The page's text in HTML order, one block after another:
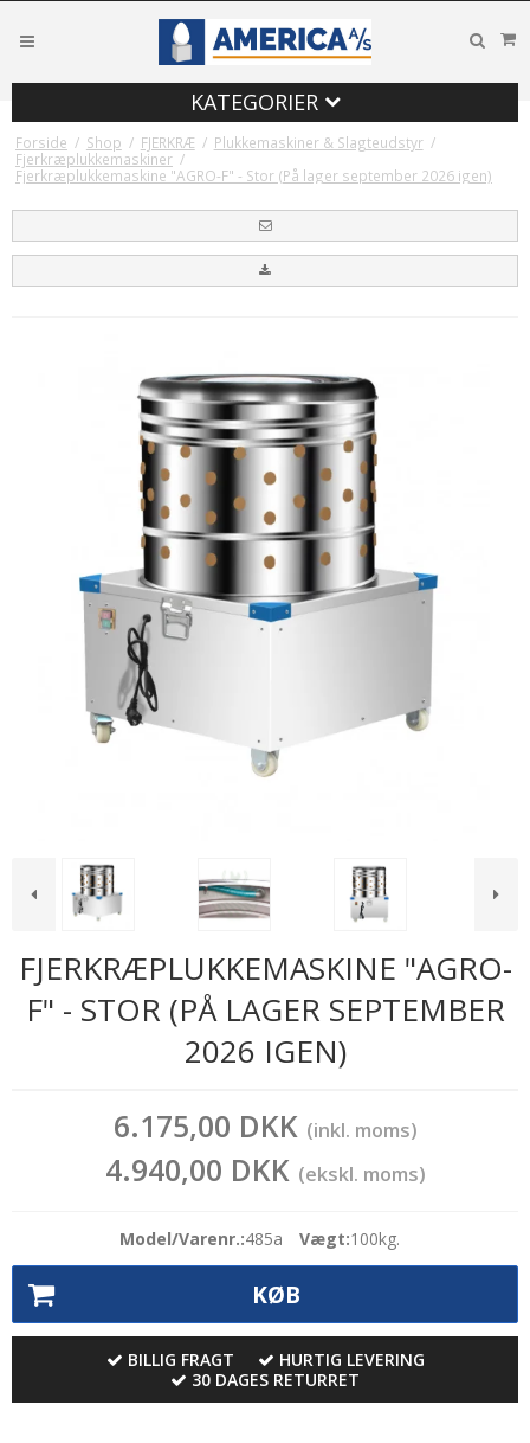
KATEGORIER
Forside / Shop / FJERKRÆ / Plukkemaskiner & Slagteudstyr /
Fjerkræplukkemaskiner /
Fjerkræplukkemaskine "AGRO-F" - Stor (På lager september 2026 igen)
FJERKRÆPLUKKEMASKINE "AGRO-
F" - STOR (PÅ LAGER SEPTEMBER
2026 IGEN)
6.175,00 DKK (inkl. moms)
4.940,00 DKK (ekskl. moms)
Model/Varenr.:485a Vægt:100kg.
KØB
BILLIG FRAGT
HURTIG LEVERING
30 DAGES RETURRET